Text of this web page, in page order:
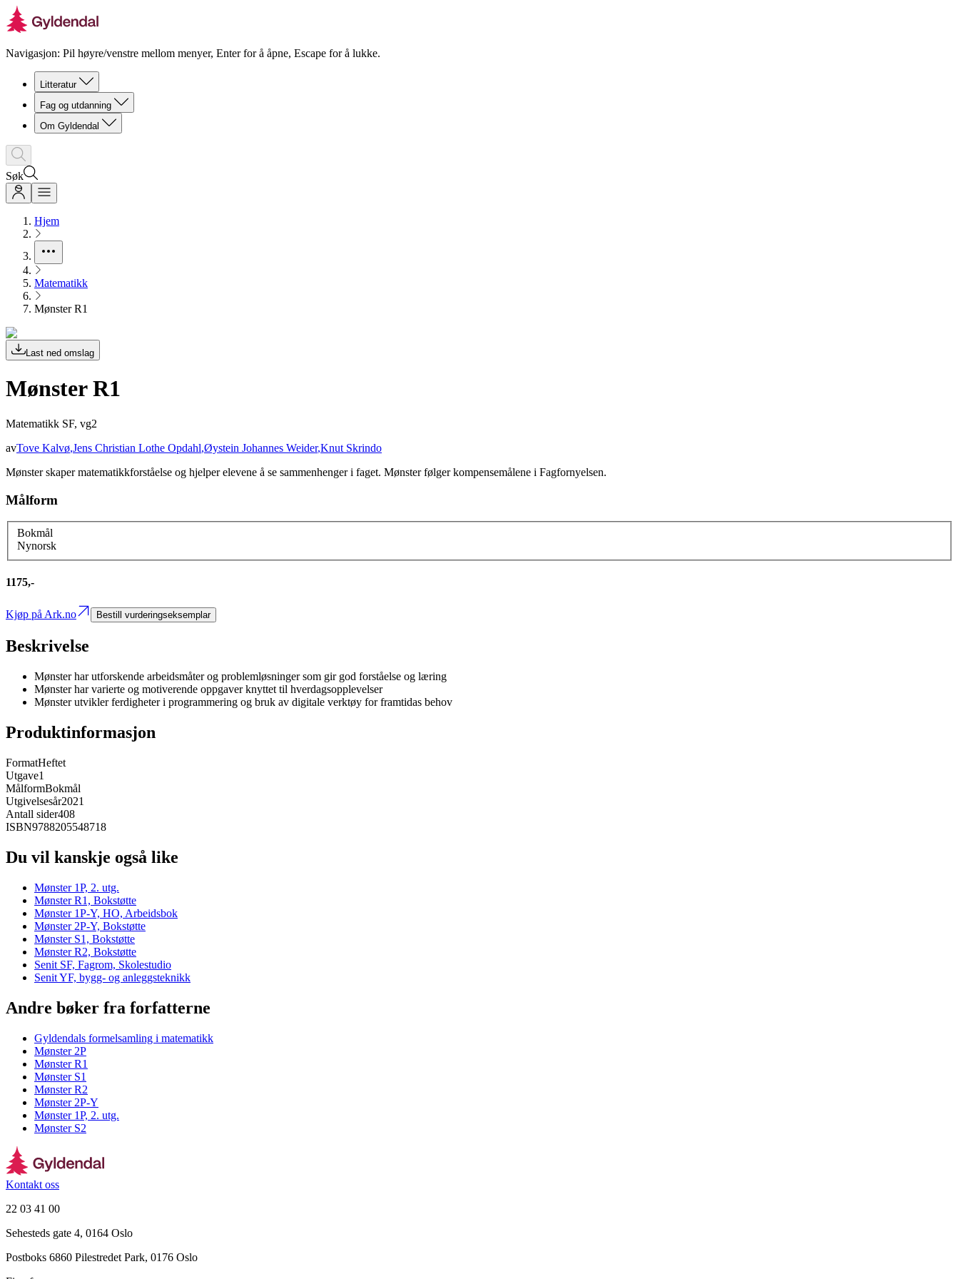
Navigasjon: Pil høyre/venstre mellom menyer, Enter for å åpne, Escape for å lukke.
Litteratur
Fag og utdanning
Om Gyldendal
Søk
Hjem
Matematikk
Mønster R1
Last ned omslag
Mønster R1
Matematikk SF, vg2
avTove Kalvø,Jens Christian Lothe Opdahl,Øystein Johannes Weider,Knut Skrindo
Mønster skaper matematikkforståelse og hjelper elevene å se sammenhenger i faget. Mønster følger kompensemålene i Fagfornyelsen.
Målform
Bokmål
Nynorsk
1175,-
Kjøp på Ark.no Bestill vurderingseksemplar
Beskrivelse
Mønster har utforskende arbeidsmåter og problemløsninger som gir god forståelse og læring
Mønster har varierte og motiverende oppgaver knyttet til hverdagsopplevelser
Mønster utvikler ferdigheter i programmering og bruk av digitale verktøy for framtidas behov
Produktinformasjon
FormatHeftet
Utgave1
MålformBokmål
Utgivelsesår2021
Antall sider408
ISBN9788205548718
Du vil kanskje også like
Mønster 1P, 2. utg.
Mønster R1, Bokstøtte
Mønster 1P-Y, HO, Arbeidsbok
Mønster 2P-Y, Bokstøtte
Mønster S1, Bokstøtte
Mønster R2, Bokstøtte
Senit SF, Fagrom, Skolestudio
Senit YF, bygg- og anleggsteknikk
Andre bøker fra forfatterne
Gyldendals formelsamling i matematikk
Mønster 2P
Mønster R1
Mønster S1
Mønster R2
Mønster 2P-Y
Mønster 1P, 2. utg.
Mønster S2
Kontakt oss
22 03 41 00
Sehesteds gate 4, 0164 Oslo
Postboks 6860 Pilestredet Park, 0176 Oslo